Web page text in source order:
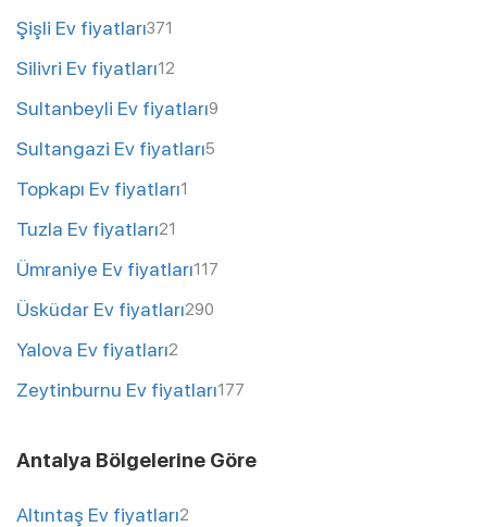
Şişli Ev fiyatları371
Silivri Ev fiyatları12
Sultanbeyli Ev fiyatları9
Sultangazi Ev fiyatları5
Topkapı Ev fiyatları1
Tuzla Ev fiyatları21
Ümraniye Ev fiyatları117
Üsküdar Ev fiyatları290
Yalova Ev fiyatları2
Zeytinburnu Ev fiyatları177
Antalya Bölgelerine Göre
Altıntaş Ev fiyatları2